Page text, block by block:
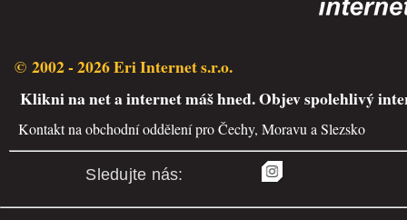
© 2002 - 2026 Eri Internet s.r.o.
Klikni na net a internet máš hned. Objev spolehlivý
Kontakt na obchodní oddělení pro Čechy, Moravu a Slezsko
Sledujte nás: